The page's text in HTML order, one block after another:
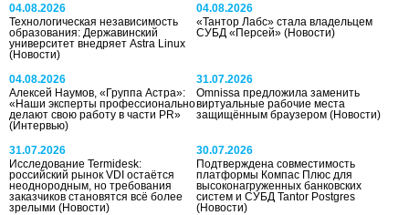
04.08.2026
Технологическая независимость
образования: Державинский
университет внедряет Astra Linux
(Новости)
04.08.2026
«Тантор Лабс» стала владельцем
СУБД «Персей»(Новости)
04.08.2026
Алексей Наумов, «Группа Астра»:
«Наши эксперты профессионально
делают свою работу в части PR»
(Интервью)
31.07.2026
Omnissa предложила заменить
виртуальные рабочие места
защищённым браузером(Новости)
31.07.2026
Исследование Termidesk:
российский рынок VDI остаётся
неоднородным, но требования
заказчиков становятся всё более
зрелыми (Новости)
30.07.2026
Подтверждена совместимость
платформы Компас Плюс для
высоконагруженных банковских
систем и СУБД Tantor Postgres
(Новости)